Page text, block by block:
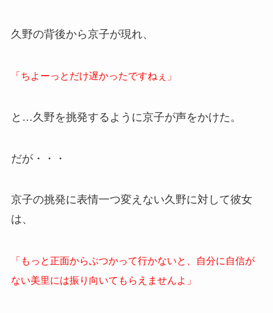
久野の背後から京子が現れ、
「ちよーっとだけ遅かったですねぇ」
と…久野を挑発するように京子が声をかけた。
だが・・・
京子の挑発に表情一つ変えない久野に対して彼女
は、
「もっと正面からぶつかって行かないと、自分に自信が
ない美里には振り向いてもらえませんよ」